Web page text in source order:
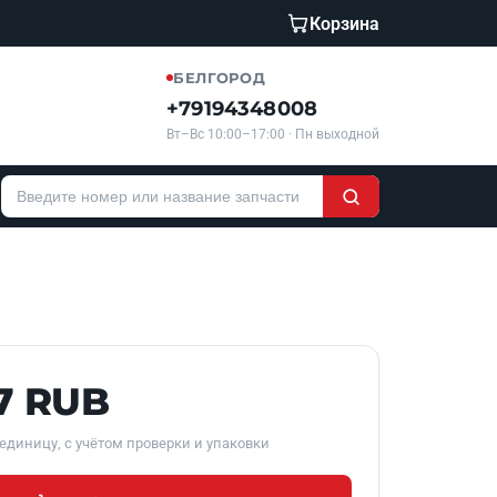
Корзина
БЕЛГОРОД
+79194348008
Вт–Вс 10:00–17:00 · Пн выходной
RUB
с учётом проверки и упаковки